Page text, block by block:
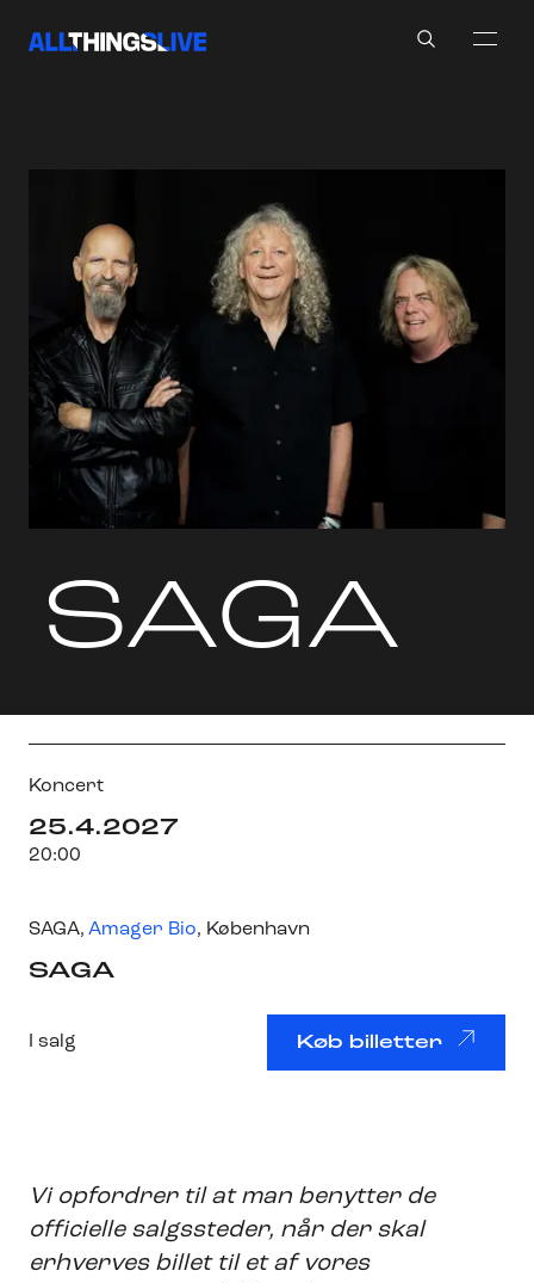
SAGA
Koncert
25.4.2027
20:00
SAGA, Amager Bio, København
SAGA
I salg Køb billetter
Vi opfordrer til at man benytter de
officielle salgssteder, når der skal
erhverves billet til et af vores